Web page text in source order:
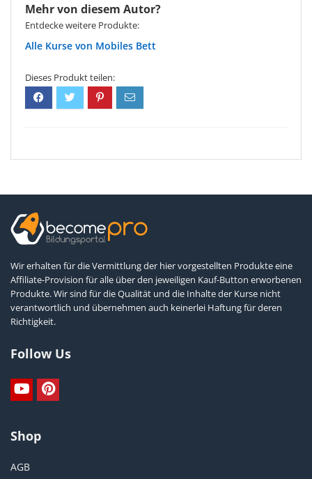
Mehr von diesem Autor?
Entdecke weitere Produkte:
Mobiles Bett
Wir erhalten für die Vermittlung der hier vorgestellten Produkte eine
Affiliate-Provision für alle über den jeweiligen Kauf-Button erworbenen
Produkte. Wir sind für die Qualität und die Inhalte der Kurse nicht
verantwortlich und übernehmen auch keinerlei Haftung für deren
Richtigkeit.
Follow Us
Shop
AGB